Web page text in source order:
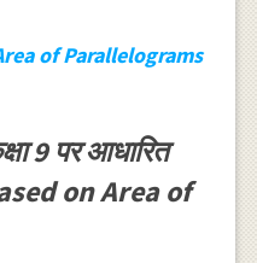
of Parallelograms
9 पर आधारित
on Area of